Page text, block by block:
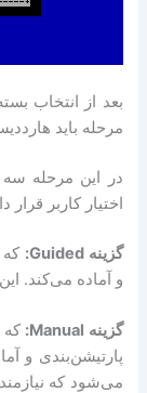
بعد از انتخاب
مرحله باید
در این مرحله
اختیار کاربر قرار
گزینه Guided:
و آماده می‌کند.
گزینه Manual:
پارتیشن‌بندی و
می‌شود که